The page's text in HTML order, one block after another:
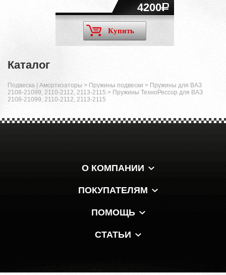
4200
Купить
Каталог
Подвеска | Амортизаторы > Пружины подвески > Пружины для ВАЗ
2108-21099, 2110-2112, 2113-2115 > Пружины ТехноРессор для ВАЗ
2108-21099, 2110-2112, 2113-2115
О КОМПАНИИ
ПОКУПАТЕЛЯМ
ПОМОЩЬ
СТАТЬИ